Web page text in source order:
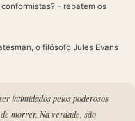
– rebatem os
o filósofo Jules Evans
intimidados pelos poderosos
morrer. Na verdade, são